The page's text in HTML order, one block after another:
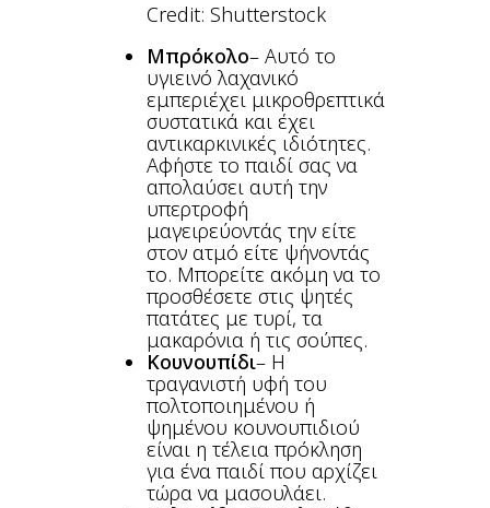
Credit: Shutterstock
Μπρόκολο– Αυτό το
υγιεινό λαχανικό
εμπεριέχει μικροθρεπτικά
συστατικά και έχει
αντικαρκινικές ιδιότητες.
Αφήστε το παιδί σας να
απολαύσει αυτή την
υπερτροφή
μαγειρεύοντάς την είτε
στον ατμό είτε ψήνοντάς
το. Μπορείτε ακόμη να το
προσθέσετε στις ψητές
πατάτες με τυρί, τα
μακαρόνια ή τις σούπες.
Κουνουπίδι– Η
τραγανιστή υφή του
πολτοποιημένου ή
ψημένου κουνουπιδιού
είναι η τέλεια πρόκληση
για ένα παιδί που αρχίζει
τώρα να μασουλάει.